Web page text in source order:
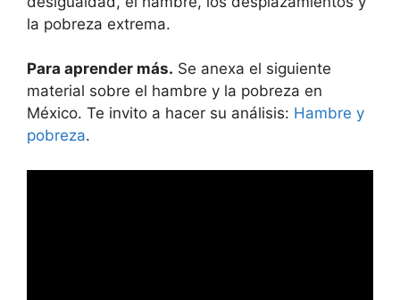
la pobreza extrema.
Para aprender más. Se anexa el siguiente
material sobre el hambre y la pobreza en
México. Te invito a hacer su análisis: Hambre y
pobreza.